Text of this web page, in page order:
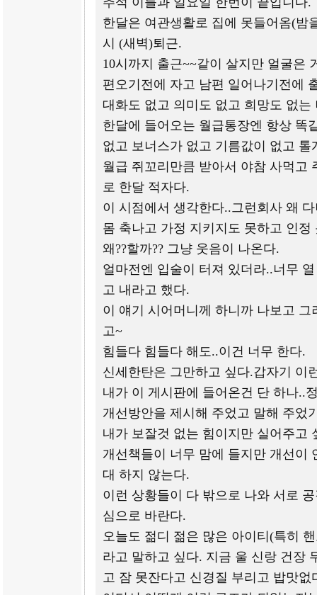
한달은 여관생활로 집에 못들어옴(밤
시 (새벽)퇴근.
10시까지 출근~~같이 살지만 얼굴은
편오기전에 자고 남편 일어나기전에
대화도 없고 의미도 없고 희망도 없는
한달에 들어오는 월급통장엔 항상 똑
없고 보너스가 없고 기름값이 없고
월급 쥐꼬리만큼 받아서 야참 사먹고
로 한달 적자다.
이 시점에서 생각한다..그런회사 왜 다
몸 축나고 가정 지키지도 못하고 인
왜??할까?? 그냥 웃음이 나온다.
얼마전엔 입술이 터져 있더라..너무
고 내라고 했다.
이 얘기 시어머니께 하니까 나보고
고~
힘들다 힘들다 해도..이건 너무 한다.
신세한탄은 그만하고 싶다.갑자기 이
내가 이 게시판에 들어온건 단 하나..
개선방안을 제시해 주었고 말해 주었
내가 보잘것 없는 힘이지만 실어주고
개선책들이 너무 맘에 들지만 개선이
대 하지 않는다.
이런 상황들이 다 밖으로 나와 서로
심으로 바란다.
오늘도 젊디 젊은 많은 아이티(특히
라고 말하고 싶다. 지금 울 신랑 건장
고 잠 못잔다고 신경질 부리고 밥맛